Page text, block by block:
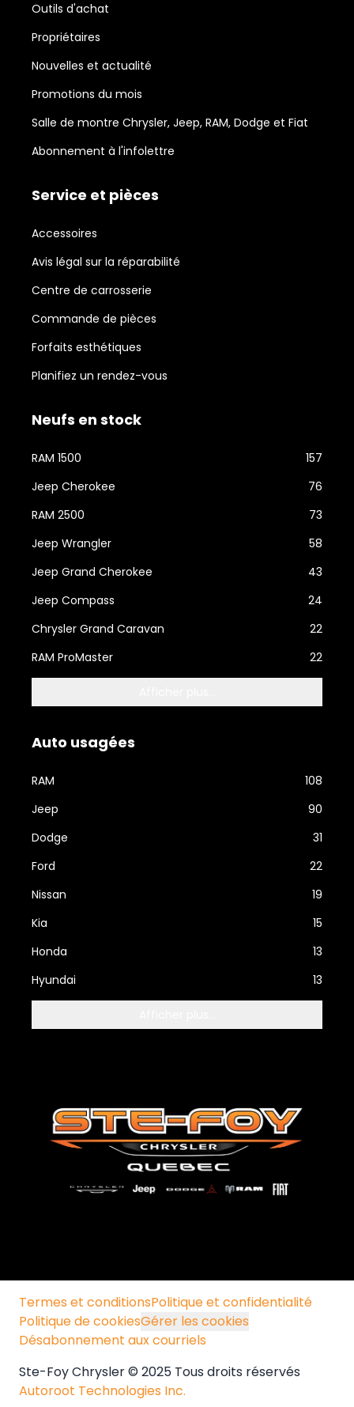
Outils d'achat
Propriétaires
Nouvelles et actualité
Promotions du mois
Salle de montre Chrysler, Jeep, RAM, Dodge et Fiat
Abonnement à l'infolettre
Service et pièces
Accessoires
Avis légal sur la réparabilité
Centre de carrosserie
Commande de pièces
Forfaits esthétiques
Planifiez un rendez-vous
Neufs en stock
RAM 1500
157
Jeep Cherokee
76
RAM 2500
73
Jeep Wrangler
58
Jeep Grand Cherokee
43
Jeep Compass
24
Chrysler Grand Caravan
22
RAM ProMaster
22
Auto usagées
RAM
108
Jeep
90
Dodge
31
Ford
22
Nissan
19
Kia
15
Honda
13
Hyundai
13
Termes et conditionsPolitique et confidentialité
Politique de cookiesGérer les cookies
Désabonnement aux courriels
Ste-Foy Chrysler © 2025 Tous droits réservés
Autoroot Technologies Inc.